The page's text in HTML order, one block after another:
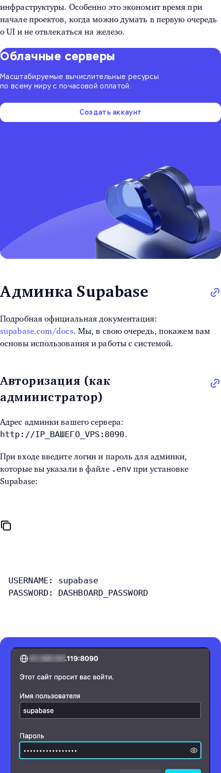
инфраструктуры. Особенно это экономит время при
начале проектов, когда можно думать в первую очередь
о UI и не отвлекаться на железо.
Облачные серверы
Масштабируемые вычислительные ресурсы
по всему миру с почасовой оплатой.
Создать аккаунт
Админка Supabase
Подробная официальная документация:
supabase.com/docs. Мы, в свою очередь, покажем вам
основы использования и работы с системой.
Авторизация (как
администратор)
Адрес админки вашего сервера:
http://IP_ВАШЕГО_VPS:8090.
При входе введите логин и пароль для админки,
которые вы указали в файле .env при установке
Supabase:
USERNAME: supabase
PASSWORD: DASHBOARD_PASSWORD